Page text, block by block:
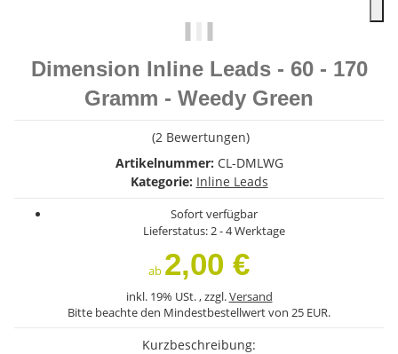
Dimension Inline Leads - 60 - 170
Gramm - Weedy Green
(2 Bewertungen)
Artikelnummer: CL-DMLWG
Kategorie: Inline Leads
Sofort verfügbar
Lieferstatus: 2 - 4 Werktage
ab 2,00 €
inkl. 19% USt. , zzgl.Versand
Bitte beachte den Mindestbestellwert von 25 EUR.
Kurzbeschreibung: